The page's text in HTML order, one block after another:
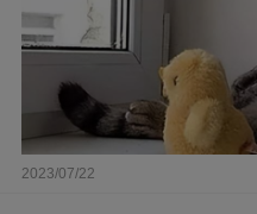
2023/07/22